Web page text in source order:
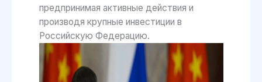
предпринимая активные действия и
производя крупные инвестиции в
Российскую Федерацию.